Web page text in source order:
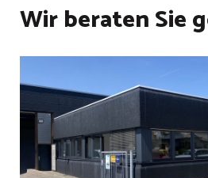
Wir beraten Sie